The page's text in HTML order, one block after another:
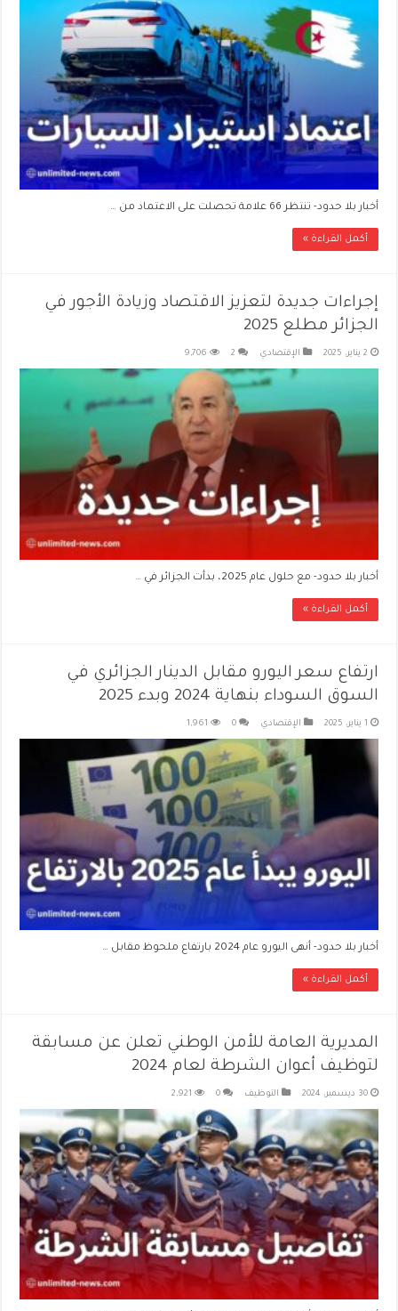
أخبار بلا حدود- تنتظر 66 علامة تحصلت على الاعتماد من …
أكمل القراءة »
إجراءات جديدة لتعزيز الاقتصاد وزيادة الأجور في
الجزائر مطلع 2025
2 يناير، 2025 الإقتصادي 2
9,706
أخبار بلا حدود- مع حلول عام 2025، بدأت الجزائر في …
أكمل القراءة »
ارتفاع سعر اليورو مقابل الدينار الجزائري في
السوق السوداء بنهاية 2024 وبدء 2025
1 يناير، 2025 الإقتصادي 0
1,961
أخبار بلا حدود- أنهى اليورو عام 2024 بارتفاع ملحوظ مقابل …
أكمل القراءة »
المديرية العامة للأمن الوطني تعلن عن مسابقة
لتوظيف أعوان الشرطة لعام 2024
30 ديسمبر، 2024 التوظيف 0
2,921